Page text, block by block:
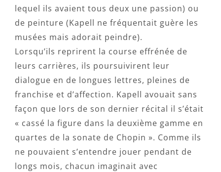
lequel ils avaient tous deux une passion) ou
de peinture (Kapell ne fréquentait guère les
musées mais adorait peindre).
Lorsqu’ils reprirent la course effrénée de
leurs carrières, ils poursuivirent leur
dialogue en de longues lettres, pleines de
franchise et d’affection. Kapell avouait sans
façon que lors de son dernier récital il s’était
« cassé la figure dans la deuxième gamme en
quartes de la sonate de Chopin ». Comme ils
ne pouvaient s’entendre jouer pendant de
longs mois, chacun imaginait avec